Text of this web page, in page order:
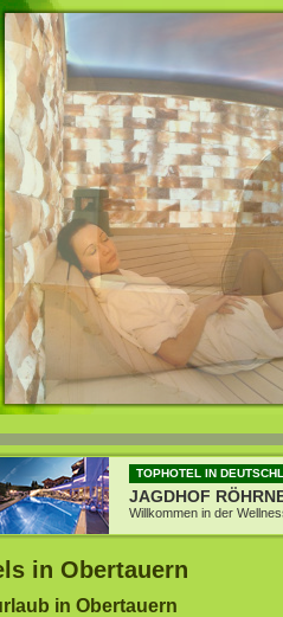
TOPHOTEL IN
JAGDHOF
Willkommen in der
in Obertauern
in Obertauern